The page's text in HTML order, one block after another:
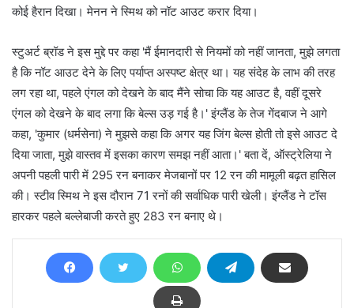
कोई हैरान दिखा। मेनन ने स्मिथ को नॉट आउट करार दिया।
स्टुअर्ट ब्रॉड ने इस मुद्दे पर कहा 'मैं ईमानदारी से नियमों को नहीं जानता, मुझे लगता
है कि नॉट आउट देने के लिए पर्याप्त अस्पष्ट क्षेत्र था। यह संदेह के लाभ की तरह
लग रहा था, पहले एंगल को देखने के बाद मैंने सोचा कि यह आउट है, वहीं दूसरे
एंगल को देखने के बाद लगा कि बेल्स उड़ गई है।' इंग्लैंड के तेज गेंदबाज ने आगे
कहा, 'कुमार (धर्मसेना) ने मुझसे कहा कि अगर यह जिंग बेल्स होती तो इसे आउट दे
दिया जाता, मुझे वास्तव में इसका कारण समझ नहीं आता।' बता दें, ऑस्ट्रेलिया ने
अपनी पहली पारी में 295 रन बनाकर मेजबानों पर 12 रन की मामूली बढ़त हासिल
की। स्टीव स्मिथ ने इस दौरान 71 रनों की सर्वाधिक पारी खेली। इंग्लैंड ने टॉस
हारकर पहले बल्लेबाजी करते हुए 283 रन बनाए थे।